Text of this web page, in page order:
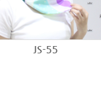
JS-55